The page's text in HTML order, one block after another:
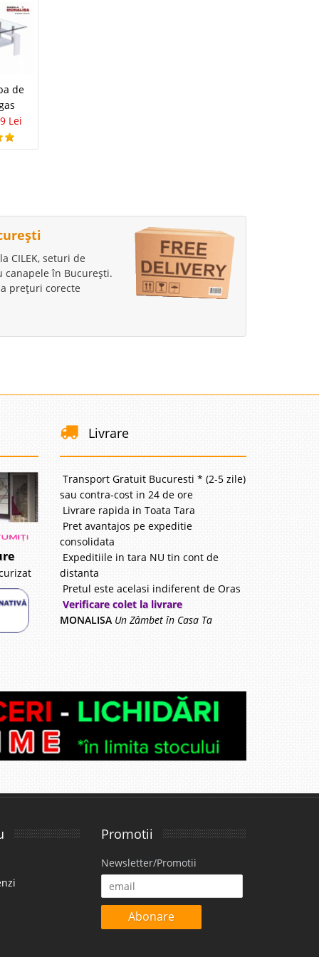
de
Lei
CILEK, seturi de
în București.
prețuri corecte
Livrare
Transport Gratuit Bucuresti * (2-5 zile)
sau contra-cost in 24 de ore
Livrare rapida in Toata Tara
Pret avantajos pe expeditie
consolidata
Expeditiile in tara NU tin cont de
distanta
Pretul este acelasi indiferent de Oras
Verificare colet la livrare
MONALISA Un Zâmbet în Casa Ta
Promotii
Newsletter/Promotii
Abonare